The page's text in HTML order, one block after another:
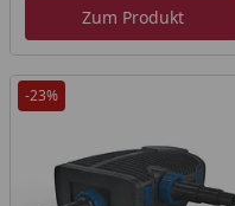
Zum Produkt
-23%